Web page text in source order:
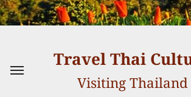
Travel Thai
Visiting Thailand